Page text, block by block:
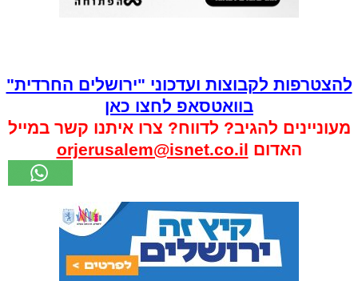
להצטרפות לקבוצות ועדכוני "ירושלים החרדית"
בוואטסאפ לחצו כאן
מעוניינים להגיב? לדווח? צרו איתנו קשר במייל
האדום orjerusalem@isnet.co.il